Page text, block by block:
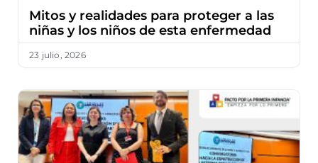
Mitos y realidades para proteger a las
niñas y los niños de esta enfermedad
23 julio, 2026